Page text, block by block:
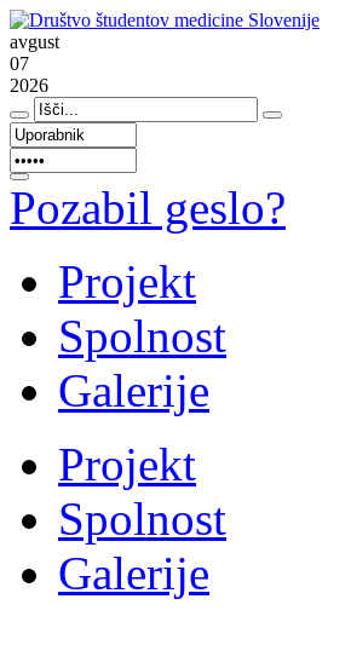
avgust
07
2026
Pozabil geslo?
Projekt
Spolnost
Galerije
Projekt
Spolnost
Galerije